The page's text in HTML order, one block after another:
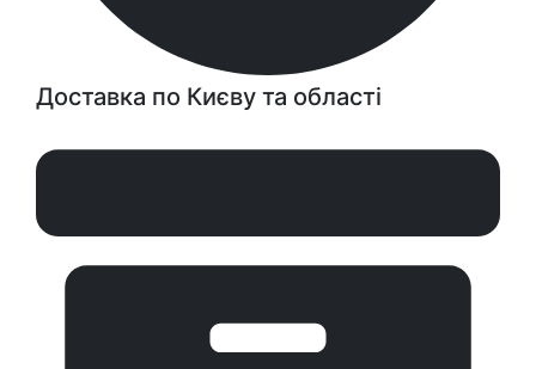
Доставка по Києву та області